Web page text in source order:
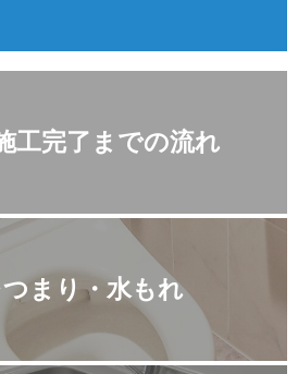
工完了までの流れ
つまり・水もれ